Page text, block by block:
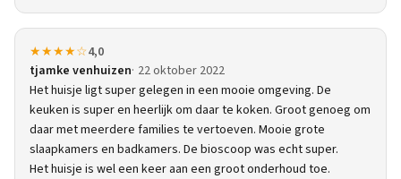
★★★★☆4,0
tjamke venhuizen 22 oktober 2022
Het huisje ligt super gelegen in een mooie omgeving. De
keuken is super en heerlijk om daar te koken. Groot genoeg om
daar met meerdere families te vertoeven. Mooie grote
slaapkamers en badkamers. De bioscoop was echt super.
Het huisje is wel een keer aan een groot onderhoud toe.